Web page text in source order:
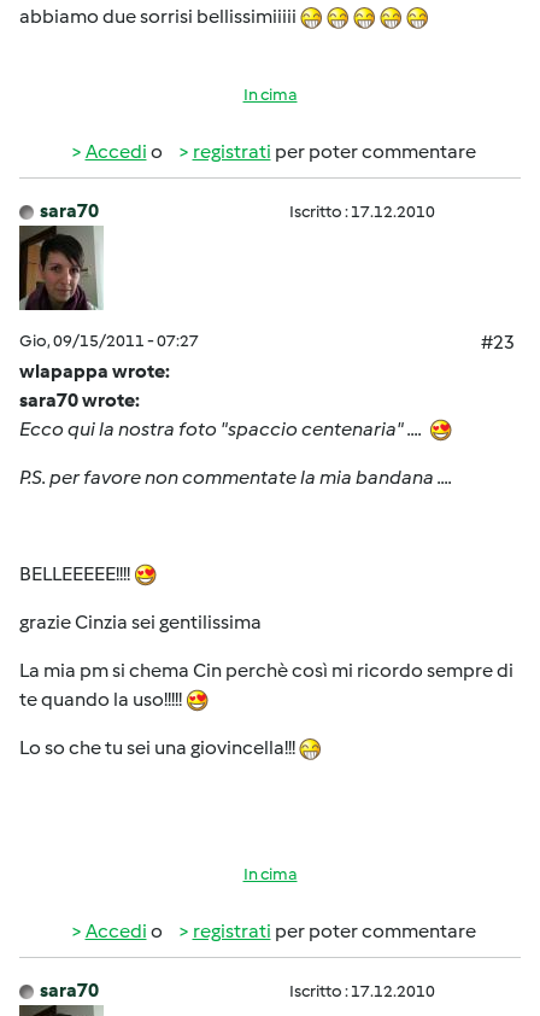
abbiamo due sorrisi bellissimiiiii
In cima
Accedi o registrati per poter commentare
sara70 Iscritto : 17.12.2010
Gio, 09/15/2011 - 07:27
#23
wlapappa wrote:
sara70 wrote:
Ecco qui la nostra foto "spaccio centenaria" ....
P.S. per favore non commentate la mia bandana ....
BELLEEEEE!!!!
grazie Cinzia sei gentilissima
La mia pm si chema Cin perchè così mi ricordo sempre di
te quando la uso!!!!!
Lo so che tu sei una giovincella!!!
In cima
Accedi o registrati per poter commentare
sara70 Iscritto : 17.12.2010